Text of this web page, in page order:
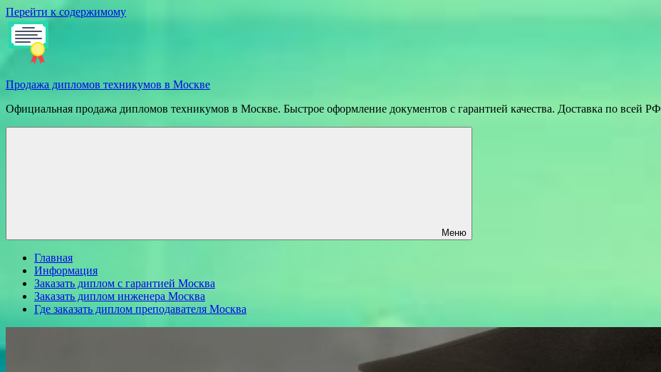
Перейти к содержимому
Продажа дипломов техникумов в Москве
Официальная продажа дипломов техникумов в Москве. Быстрое оформление документов с гарантией качества. Доставка по всей РФ
Меню
Главная
Информация
Заказать диплом с гарантией Москва
Заказать диплом инженера Москва
Где заказать диплом преподавателя Москва